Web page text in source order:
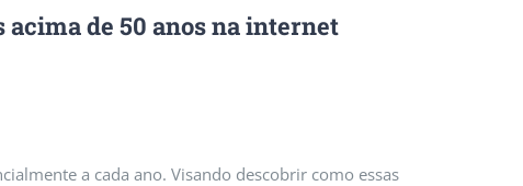
de 50 anos na internet
a cada ano. Visando descobrir como essas